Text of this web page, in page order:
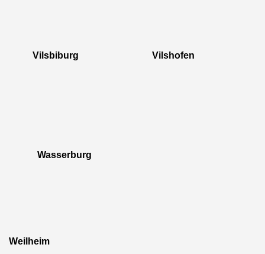
Vilsbiburg Vilshofen
Wasserburg
Weilheim